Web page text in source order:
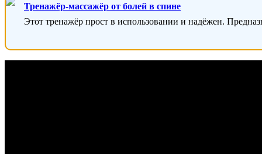
Тренажёр-массажёр от болей в спине
Этот тренажёр прост в использовании и надёжен.